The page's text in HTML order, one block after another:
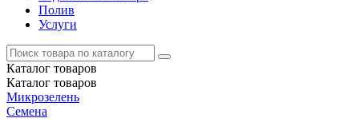
Полив
Услуги
Каталог товаров
Каталог товаров
Микрозелень
Семена